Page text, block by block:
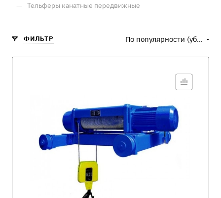
— Тельферы канатные передвижные
ФИЛЬТР По популярности (убывание)